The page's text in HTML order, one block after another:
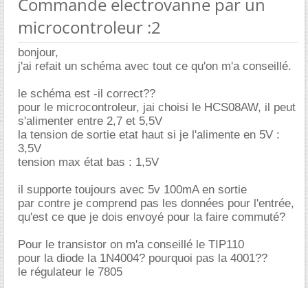
Commande electrovanne par un
microcontroleur :2
bonjour,
j'ai refait un schéma avec tout ce qu'on m'a conseillé.
le schéma est -il correct??
pour le microcontroleur, jai choisi le HCS08AW, il peut
s'alimenter entre 2,7 et 5,5V
la tension de sortie etat haut si je l'alimente en 5V :
3,5V
tension max état bas : 1,5V
il supporte toujours avec 5v 100mA en sortie
par contre je comprend pas les données pour l'entrée,
qu'est ce que je dois envoyé pour la faire commuté?
Pour le transistor on m'a conseillé le TIP110
pour la diode la 1N4004? pourquoi pas la 4001??
le régulateur le 7805